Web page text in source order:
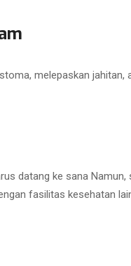
melepaskan
datang ke sana
fasilitas kesehatan